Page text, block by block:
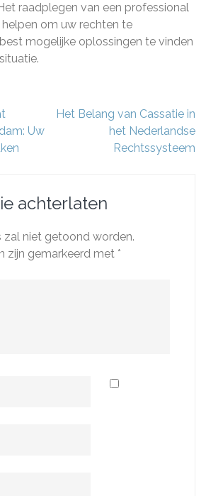
raadplegen van een professional
om uw rechten te
mogelijke oplossingen te vinden
Uw
Het Belang van Cassatie in
het Nederlandse
Rechtssysteem
achterlaten
zal niet getoond worden.
zijn gemarkeerd met *